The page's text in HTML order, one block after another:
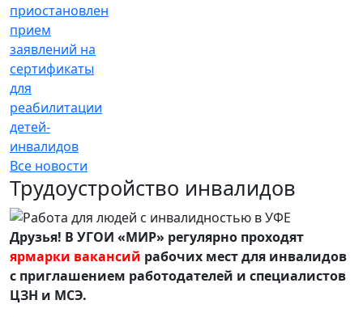
приостановлен
прием
заявлений на
сертификаты
для
реабилитации
детей-
инвалидов
Все новости
Трудоустройство инвалидов
Друзья! В УГОИ «МИР» регулярно проходят
ярмарки вакансий рабочих мест для инвалидов
с приглашением работодателей и специалистов
ЦЗН и МСЭ.